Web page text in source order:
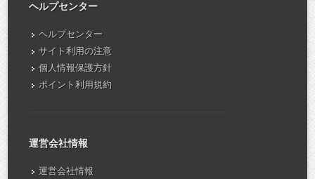
ヘルプセンター
ヘルプセンター
サイト利用の注意
個人情報保護方針
ポイント利用規約
運営会社情報
運営会社情報